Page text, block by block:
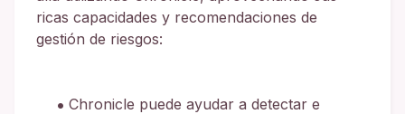
ricas capacidades y recomendaciones de
gestión de riesgos:
Chronicle puede ayudar a detectar e